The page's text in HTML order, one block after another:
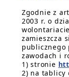
Zgodnie z
2003 r. o
zamieszcza
publicznego
zawodach i
1) stronie
2) na tablicy